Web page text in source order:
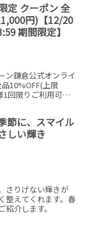
定 クーポン 全
円)【12/20
期間限定】
ン鎌倉公式オンライ
10%OFF(上限
1回限りご利用可能
節に、スマイル
しい輝き
さりげない輝きが
整えてくれます。春
介します。